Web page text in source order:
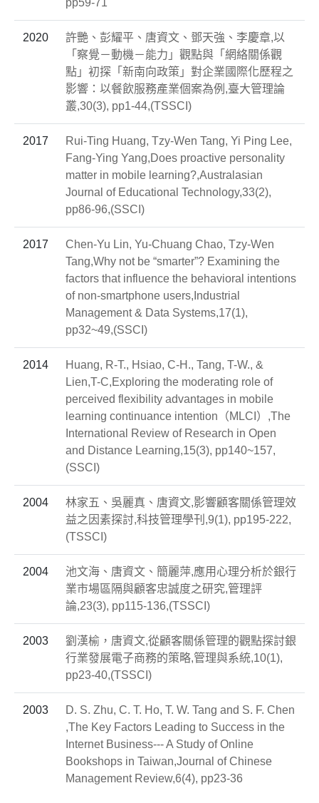
pp59-71
2020
許艷、彭耀平、唐資文、鄧天強、李慶章,以
「察覺－動機－能力」觀點與「網絡關係觀
點」初探「新南向政策」對企業國際化歷程之
影響：以餐飲服務產業個案為例,臺大管理論
叢,30(3), pp1-44,(TSSCI)
2017
Rui-Ting Huang, Tzy-Wen Tang, Yi Ping Lee,
Fang-Ying Yang,Does proactive personality
matter in mobile learning?,Australasian
Journal of Educational Technology,33(2),
pp86-96,(SSCI)
2017
Chen-Yu Lin, Yu-Chuang Chao, Tzy-Wen
Tang,Why not be “smarter”? Examining the
factors that influence the behavioral intentions
of non-smartphone users,Industrial
Management & Data Systems,17(1),
pp32~49,(SSCI)
2014
Huang, R-T., Hsiao, C-H., Tang, T-W., &
Lien,T-C,Exploring the moderating role of
perceived flexibility advantages in mobile
learning continuance intention（MLCI）,The
International Review of Research in Open
and Distance Learning,15(3), pp140~157,
(SSCI)
2004
林家五、吳麗真、唐資文,影響顧客關係管理效
益之因素探討,科技管理學刊,9(1), pp195-222,
(TSSCI)
2004
池文海、唐資文、簡麗萍,應用心理分析於銀行
業市場區隔與顧客忠誠度之研究,管理評
論,23(3), pp115-136,(TSSCI)
2003
劉漢榆，唐資文,從顧客關係管理的觀點探討銀
行業發展電子商務的策略,管理與系統,10(1),
pp23-40,(TSSCI)
2003
D. S. Zhu, C. T. Ho, T. W. Tang and S. F. Chen
,The Key Factors Leading to Success in the
Internet Business--- A Study of Online
Bookshops in Taiwan,Journal of Chinese
Management Review,6(4), pp23-36